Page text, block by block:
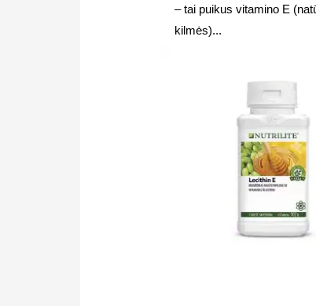
– tai puikus vitamino E
kilmės)...